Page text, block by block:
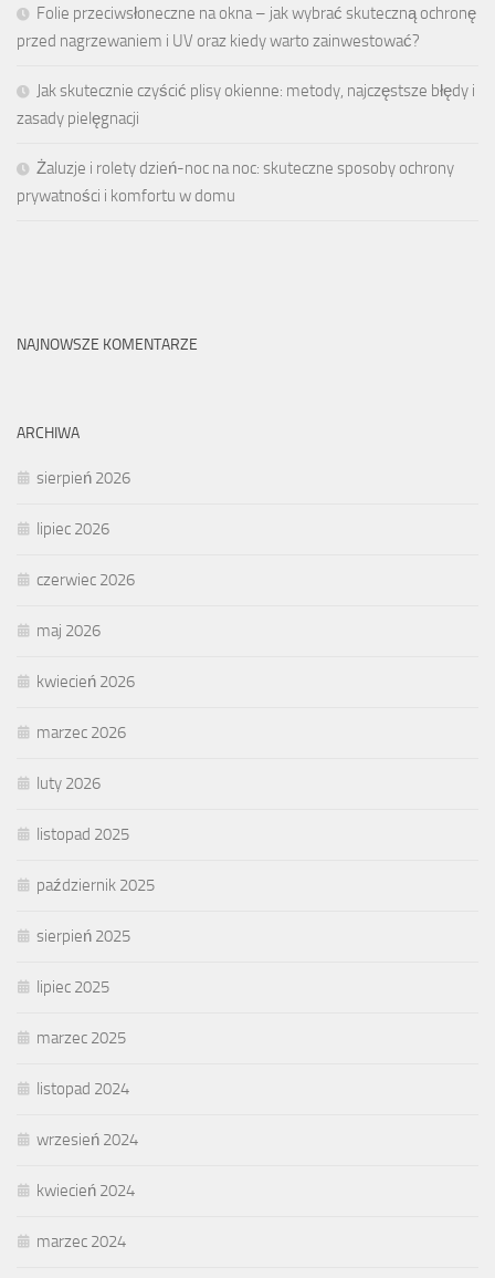
Folie przeciwsłoneczne na okna – jak wybrać skuteczną ochronę
przed nagrzewaniem i UV oraz kiedy warto zainwestować?
Jak skutecznie czyścić plisy okienne: metody, najczęstsze błędy i
zasady pielęgnacji
Żaluzje i rolety dzień-noc na noc: skuteczne sposoby ochrony
prywatności i komfortu w domu
NAJNOWSZE KOMENTARZE
ARCHIWA
sierpień 2026
lipiec 2026
czerwiec 2026
maj 2026
kwiecień 2026
marzec 2026
luty 2026
listopad 2025
październik 2025
sierpień 2025
lipiec 2025
marzec 2025
listopad 2024
wrzesień 2024
kwiecień 2024
marzec 2024